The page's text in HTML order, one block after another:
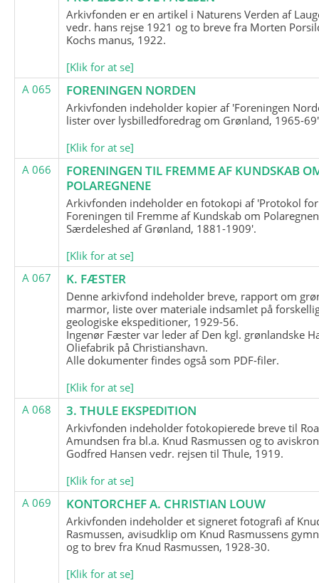
Arkivfonden er en artikel i Naturens Verden af
vedr. hans rejse 1921 og to breve fra Morten
Kochs manus, 1922.
[Klik for at se]
A 065
FORENINGEN NORDEN
Arkivfonden indeholder kopier af 'Foreningen
lister over lysbilledforedrag om Grønland, 1965-
[Klik for at se]
A 066
FORENINGEN TIL FREMME AF KUNDSKAB
POLAREGNENE
Arkivfonden indeholder en fotokopi af 'Protokol for
Foreningen til Fremme af Kundskab om
Særdeleshed af Grønland, 1881-1909'.
[Klik for at se]
A 067
K. FÆSTER
Denne arkivfond indeholder breve, rapport om
marmor, liste over materiale indsamlet på
geologiske ekspeditioner, 1929-56.
Ingenør Fæster var leder af Den kgl. grønlandske
Oliefabrik på Christianshavn.
Alle dokumenter findes også som PDF-filer.
[Klik for at se]
A 068
3. THULE EKSPEDITION
Arkivfonden indeholder fotokopierede breve til
Amundsen fra bl.a. Knud Rasmussen og to
Godfred Hansen vedr. rejsen til Thule, 1919.
[Klik for at se]
A 069
KONTORCHEF A. CHRISTIAN LOUW
Arkivfonden indeholder et signeret fotografi af
Rasmussen, avisudklip om Knud Rasmussens
og to brev fra Knud Rasmussen, 1928-30.
[Klik for at se]